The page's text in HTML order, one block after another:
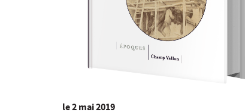
le2 mai 2019